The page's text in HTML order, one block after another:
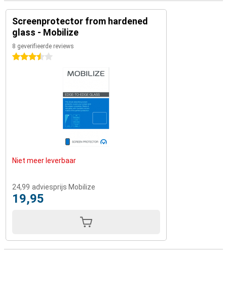
Screenprotector from hardened
glass - Mobilize
8 geverifieerde reviews
3.5 sterren
Niet meer leverbaar
24,99 adviesprijs Mobilize
19,95